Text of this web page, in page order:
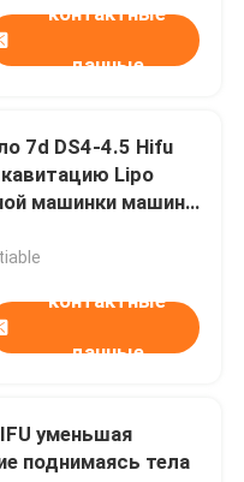
SHR
волны
контактные
данные
7d DS4-4.5 Hifu
Lipo
машинки машины
контактные
данные
уменьшая
поднимаясь тела